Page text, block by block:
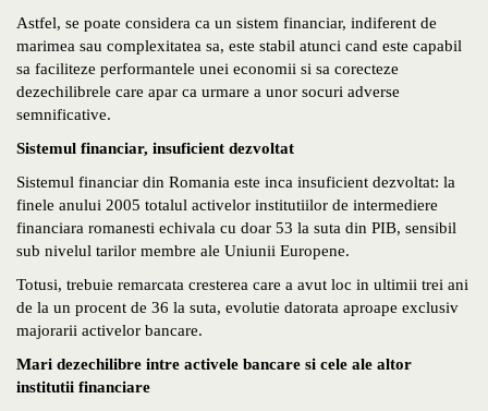
Astfel, se poate considera ca un sistem financiar, indiferent de
marimea sau complexitatea sa, este stabil atunci cand este capabil
sa faciliteze performantele unei economii si sa corecteze
dezechilibrele care apar ca urmare a unor socuri adverse
semnificative.
Sistemul financiar, insuficient dezvoltat
Sistemul financiar din Romania este inca insuficient dezvoltat: la
finele anului 2005 totalul activelor institutiilor de intermediere
financiara romanesti echivala cu doar 53 la suta din PIB, sensibil
sub nivelul tarilor membre ale Uniunii Europene.
Totusi, trebuie remarcata cresterea care a avut loc in ultimii trei ani
de la un procent de 36 la suta, evolutie datorata aproape exclusiv
majorarii activelor bancare.
Mari dezechilibre intre activele bancare si cele ale altor
institutii financiare